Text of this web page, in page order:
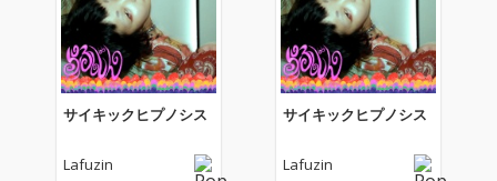
サイキックヒプノシス
Lafuzin
サイキックヒプノシス
Lafuzin